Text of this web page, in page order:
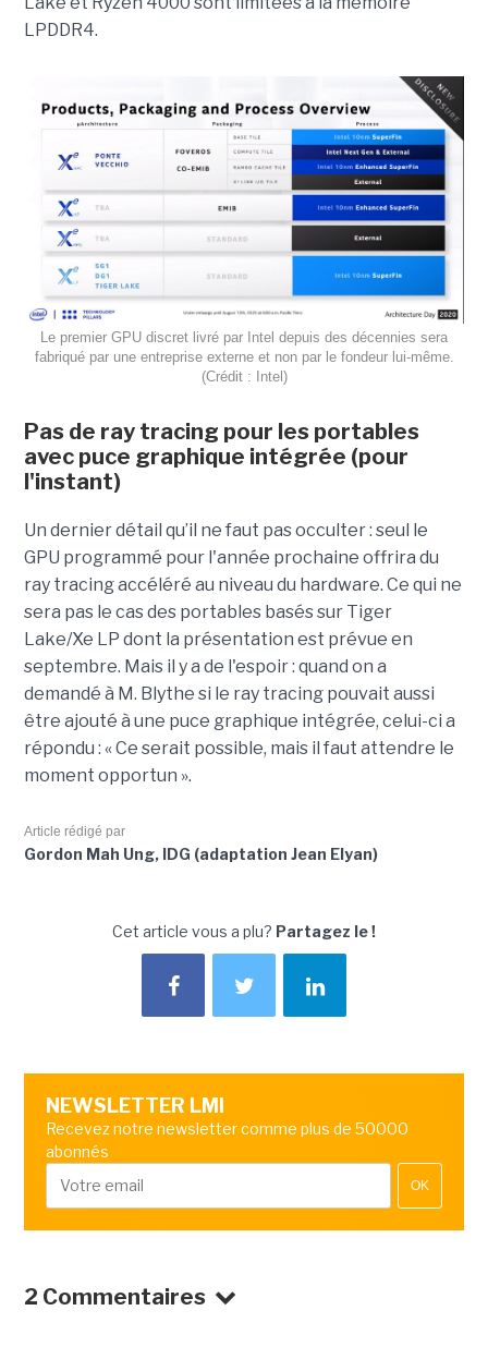
LPDDR4.
Le premier GPU discret livré par Intel depuis des décennies sera
fabriqué par une entreprise externe et non par le fondeur lui-même.
(Crédit : Intel)
Pas de ray tracing pour les portables
avec puce graphique intégrée (pour
l'instant)
Un dernier détail qu’il ne faut pas occulter : seul le
GPU programmé pour l'année prochaine offrira du
ray tracing accéléré au niveau du hardware. Ce qui ne
sera pas le cas des portables basés sur Tiger
Lake/Xe LP dont la présentation est prévue en
septembre. Mais il y a de l'espoir : quand on a
demandé à M. Blythe si le ray tracing pouvait aussi
être ajouté à une puce graphique intégrée, celui-ci a
répondu : « Ce serait possible, mais il faut attendre le
moment opportun ».
Article rédigé par
Gordon Mah Ung, IDG (adaptation Jean Elyan)
Cet article vous a plu? Partagez le !
NEWSLETTER LMI
Recevez notre newsletter comme plus de 50000
abonnés
OK
2 Commentaires